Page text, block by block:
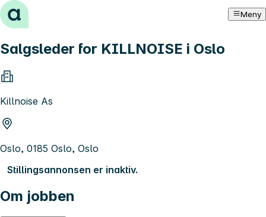
Hopp til innhold Meny
Salgsleder for KILLNOISE i Oslo
Killnoise As
Oslo, 0185 Oslo, Oslo
Stillingsannonsen er inaktiv.
Om jobben